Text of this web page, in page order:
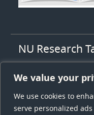
We value your
We use cookies to
serve personalized
NU Research
2. High value health &
3. Energy and low